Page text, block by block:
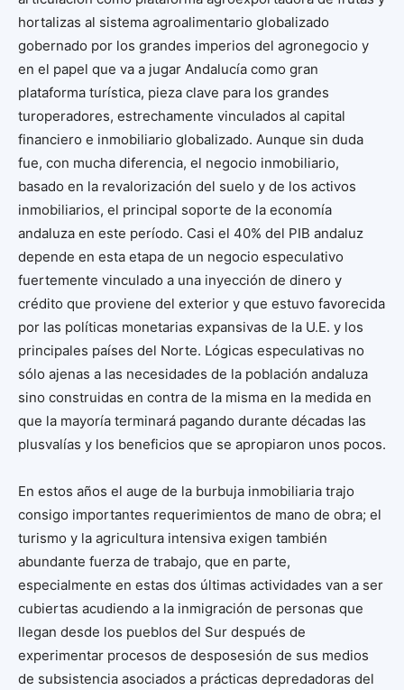
hortalizas al sistema agroalimentario globalizado
gobernado por los grandes imperios del agronegocio y
en el papel que va a jugar Andalucía como gran
plataforma turística, pieza clave para los grandes
turoperadores, estrechamente vinculados al capital
financiero e inmobiliario globalizado. Aunque sin duda
fue, con mucha diferencia, el negocio inmobiliario,
basado en la revalorización del suelo y de los activos
inmobiliarios, el principal soporte de la economía
andaluza en este período. Casi el 40% del PIB andaluz
depende en esta etapa de un negocio especulativo
fuertemente vinculado a una inyección de dinero y
crédito que proviene del exterior y que estuvo favorecida
por las políticas monetarias expansivas de la U.E. y los
principales países del Norte. Lógicas especulativas no
sólo ajenas a las necesidades de la población andaluza
sino construidas en contra de la misma en la medida en
que la mayoría terminará pagando durante décadas las
plusvalías y los beneficios que se apropiaron unos pocos.
En estos años el auge de la burbuja inmobiliaria trajo
consigo importantes requerimientos de mano de obra; el
turismo y la agricultura intensiva exigen también
abundante fuerza de trabajo, que en parte,
especialmente en estas dos últimas actividades van a ser
cubiertas acudiendo a la inmigración de personas que
llegan desde los pueblos del Sur después de
experimentar procesos de desposesión de sus medios
de subsistencia asociados a prácticas depredadoras del